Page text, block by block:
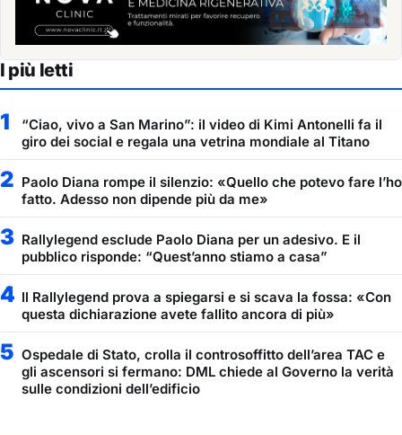
I più letti
1
“Ciao, vivo a San Marino”: il video di Kimi Antonelli fa il
giro dei social e regala una vetrina mondiale al Titano
2 Paolo Diana rompe il silenzio: «Quello che potevo fare l’ho
fatto. Adesso non dipende più da me»
3 Rallylegend esclude Paolo Diana per un adesivo. E il
pubblico risponde: “Quest’anno stiamo a casa”
4 Il Rallylegend prova a spiegarsi e si scava la fossa: «Con
questa dichiarazione avete fallito ancora di più»
5 Ospedale di Stato, crolla il controsoffitto dell’area TAC e
gli ascensori si fermano: DML chiede al Governo la verità
sulle condizioni dell’edificio